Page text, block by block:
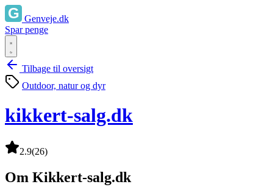
Genveje.dk
Spar penge
Tilbage til oversigt
Outdoor, natur og dyr
kikkert-salg.dk
2.9(26)
Om Kikkert-salg.dk